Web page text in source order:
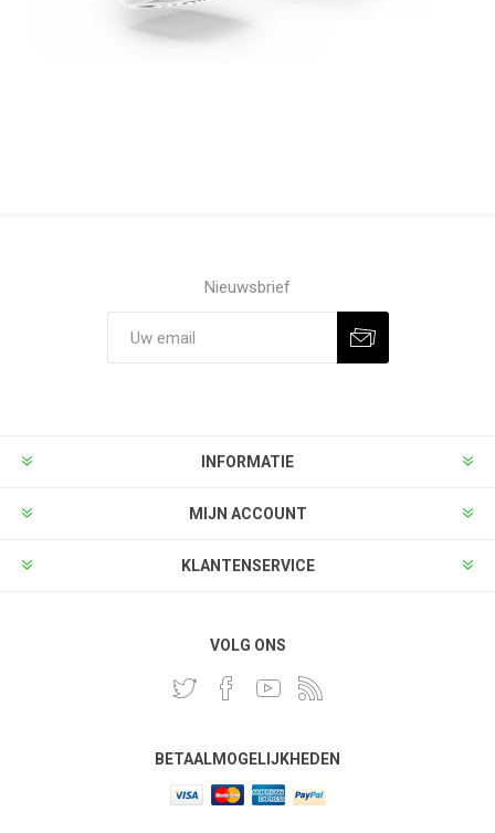
Nieuwsbrief
INFORMATIE
MIJN ACCOUNT
KLANTENSERVICE
VOLG ONS
BETAALMOGELIJKHEDEN